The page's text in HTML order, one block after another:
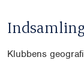
Klubbens